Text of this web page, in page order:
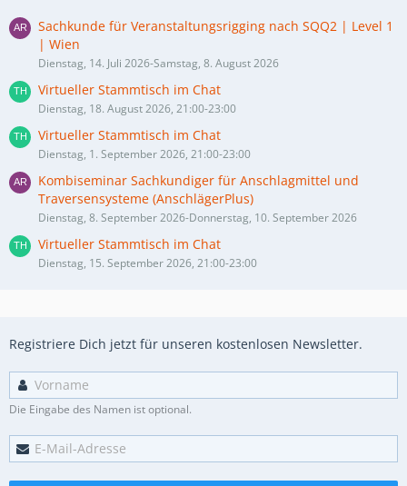
Sachkunde für Veranstaltungsrigging nach SQQ2 | Level 1
| Wien
Dienstag, 14. Juli 2026-Samstag, 8. August 2026
Virtueller Stammtisch im Chat
Dienstag, 18. August 2026, 21:00-23:00
Virtueller Stammtisch im Chat
Dienstag, 1. September 2026, 21:00-23:00
Kombiseminar Sachkundiger für Anschlagmittel und
Traversensysteme (AnschlägerPlus)
Dienstag, 8. September 2026-Donnerstag, 10. September 2026
Virtueller Stammtisch im Chat
Dienstag, 15. September 2026, 21:00-23:00
Registriere Dich jetzt für unseren kostenlosen Newsletter.
Die Eingabe des Namen ist optional.